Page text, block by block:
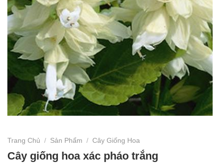
Trang Chủ / Sản Phẩm / Cây Giống Hoa
Cây giống hoa xác pháo trắng